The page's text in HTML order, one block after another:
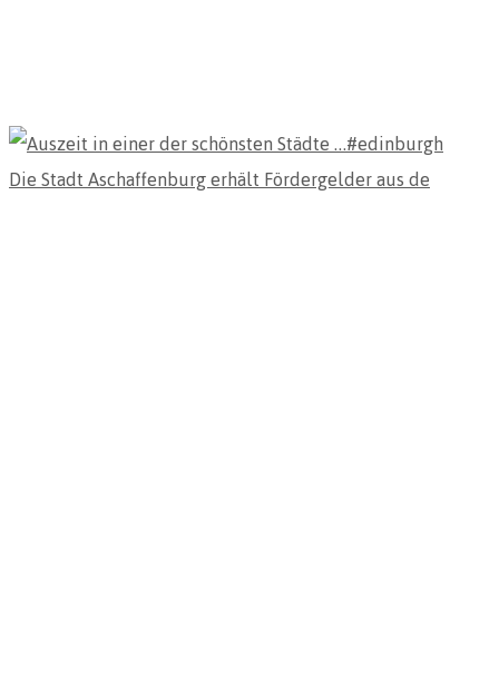
Die Stadt Aschaffenburg erhält Fördergelder aus de